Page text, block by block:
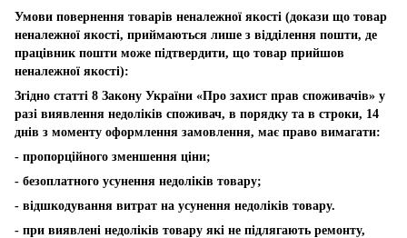
Умови повернення товарів неналежної якості (докази що товар
неналежної якості, приймаються лише з відділення пошти, де
працівник пошти може підтвердити, що товар прийшов
неналежної якості):
Згідно статті 8 Закону України «Про захист прав споживачів» у
разі виявлення недоліків споживач, в порядку та в строки, 14
днів з моменту оформлення замовлення, має право вимагати:
- пропорційного зменшення ціни;
- безоплатного усунення недоліків товару;
- відшкодування витрат на усунення недоліків товару.
- при виявлені недоліків товару які не підлягають ремонту,